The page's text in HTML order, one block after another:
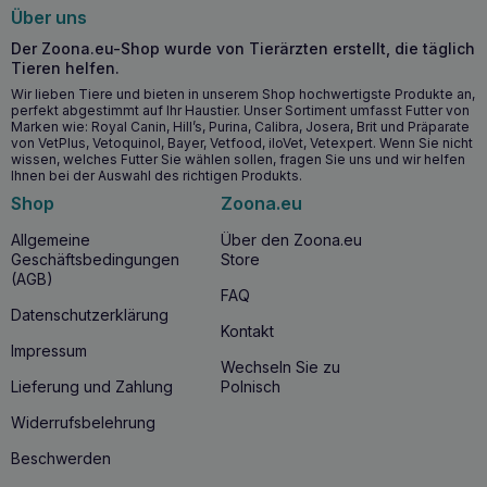
empfindlichem Verdauungssystem oder Allergien.
Weiche Würfel, leicht zu kauen und verdaulich für kleine
Rassen.
Liefert hochwertiges Protein, das eine gesunde
Muskulatur und die allgemeine Kondition des Hundes
unterstützt.
Wann sollten Sie MR. BANDIT Naturals
Mini Fasan 80g für kleine Rassen?
MR. BANDIT Naturals Mini Fasan 80g für kleine
sind eine ausgezeichnete Wahl für alle kleinen
Hunderassen, sowohl für junge als auch für ältere Tiere. Sie
sind besonders empfehlenswert für Hunde, die eine
Ernährung auf der Grundlagehochwertiger
verdaulicher Proteine
Nahrungsmittelunverträglichkeiten
neigen.
Warum dieses Produkt kaufen?
Über uns
Der Zoona.eu-Shop wurde von Tierärzten erstellt, die täglich
Tieren helfen.
Wir lieben Tiere und bieten in unserem Shop hochwertigste Produkte an,
perfekt abgestimmt auf Ihr Haustier. Unser Sortiment umfasst Futter von
Marken wie: Royal Canin, Hill’s, Purina, Calibra, Josera, Brit und Präparate
von VetPlus, Vetoquinol, Bayer, Vetfood, iloVet, Vetexpert. Wenn Sie nicht
wissen, welches Futter Sie wählen sollen, fragen Sie uns und wir helfen
Ihnen bei der Auswahl des richtigen Produkts.
Shop
Allgemeine
Geschäftsbedingungen
(AGB)
Datenschutzerklärung
Impressum
Lieferung und Zahlung
Widerrufsbelehrung
Beschwerden
Zoona.eu
Über den Zoona.eu
Store
FAQ
Kontakt
Wechseln Sie zu
Polnisch